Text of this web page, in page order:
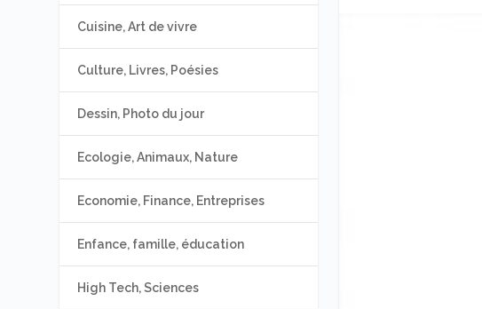
Cuisine, Art de vivre
Culture, Livres, Poésies
Dessin, Photo du jour
Ecologie, Animaux, Nature
Economie, Finance, Entreprises
Enfance, famille, éducation
High Tech, Sciences